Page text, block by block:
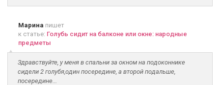
Марина пишет
к статье: Голубь сидит на балконе или окне: народные
предметы
Здравствуйте, у меня в спальни за окном на подоконнике
сидели 2 голубя,один посередине, а второй подальше,
посередине...